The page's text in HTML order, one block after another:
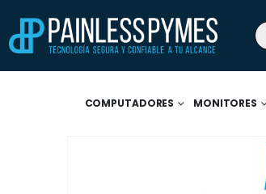
COMPUTADORES MONITORES